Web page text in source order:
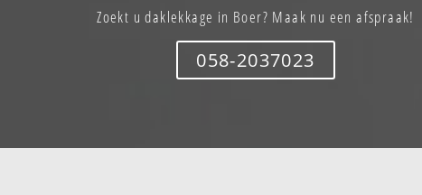
Zoekt u daklekkage in Boer? Maak nu een afspraak!
058-2037023